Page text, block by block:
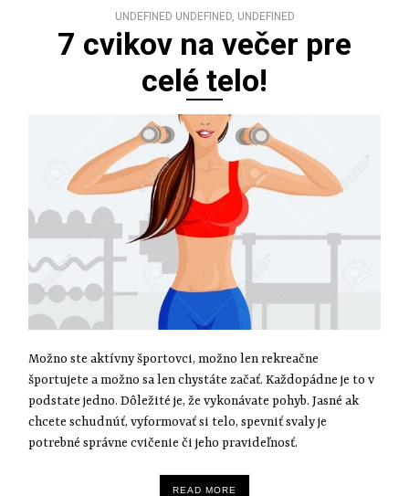
UNDEFINED UNDEFINED, UNDEFINED
7 cvikov na večer pre
celé telo!
Možno ste aktívny športovci, možno len rekreačne
športujete a možno sa len chystáte začať. Každopádne je to v
podstate jedno. Dôležité je, že vykonávate pohyb. Jasné ak
chcete schudnúť, vyformovať si telo, spevniť svaly je
potrebné správne cvičenie či jeho pravideľnosť.
READ MORE